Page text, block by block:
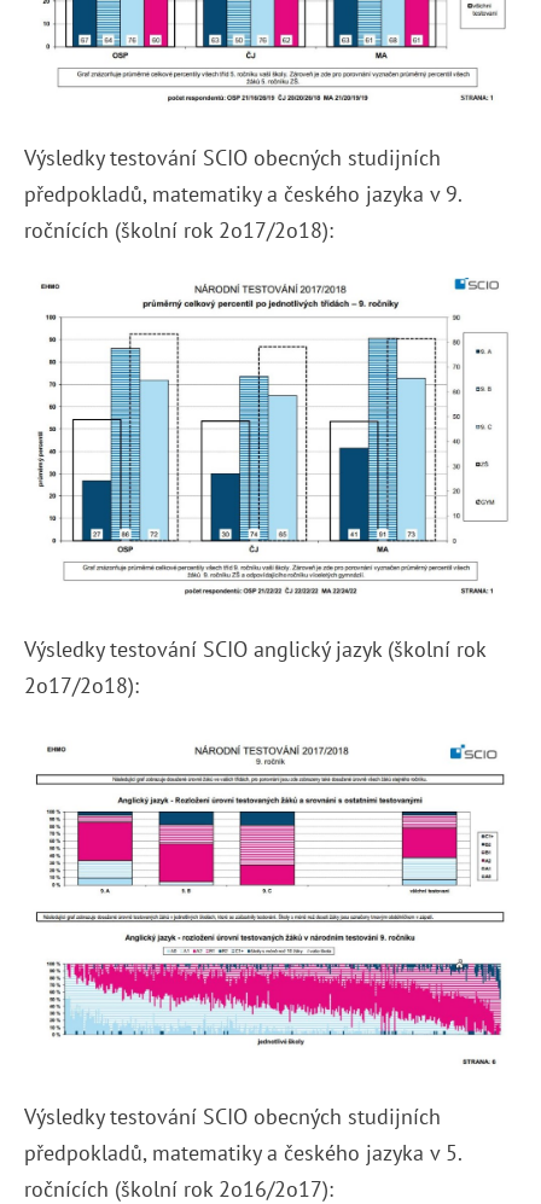
Výsledky testování SCIO obecných studijních
předpokladů, matematiky a českého jazyka v 9.
ročnících (školní rok 2o17/2o18):
Výsledky testování SCIO anglický jazyk (školní rok
2o17/2o18):
Výsledky testování SCIO obecných studijních
předpokladů, matematiky a českého jazyka v 5.
ročnících (školní rok 2o16/2o17):